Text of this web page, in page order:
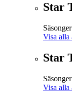
Star
Visa alla
Star
Visa alla